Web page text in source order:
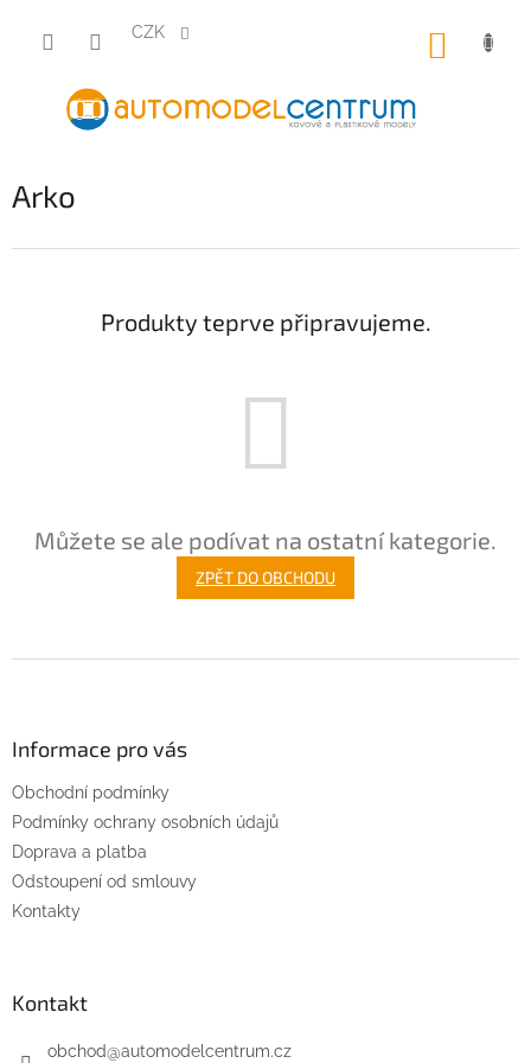
obsah
CZK
Arko
Produkty teprve připravujeme.
Můžete se ale podívat na ostatní kategorie.
ZPĚT DO OBCHODU
Informace pro vás
Obchodní podmínky
Podmínky ochrany osobních údajů
Doprava a platba
Odstoupení od smlouvy
Kontakty
Kontakt
obchod@automodelcentrum.cz